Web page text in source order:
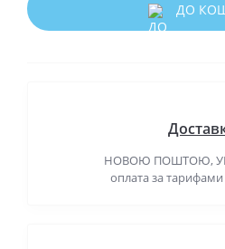
ДО
НОВОЮ ПОШТОЮ,
оплата за тарифами